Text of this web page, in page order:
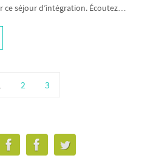
ce séjour d’intégration. Écoutez…
2 3